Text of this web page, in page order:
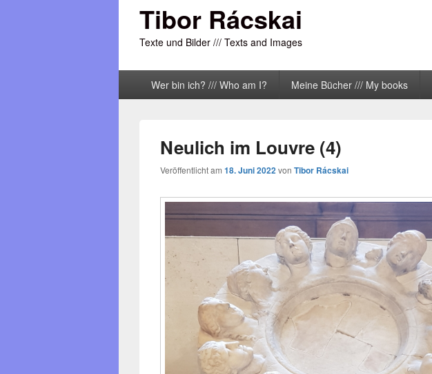
Tibor Rácskai
Texte und Bilder /// Texts and Images
Wer bin ich? /// Who am I? Meine Bücher /// My books
Neulich im Louvre (4)
Veröffentlicht am 18. Juni 2022von Tibor Rácskai